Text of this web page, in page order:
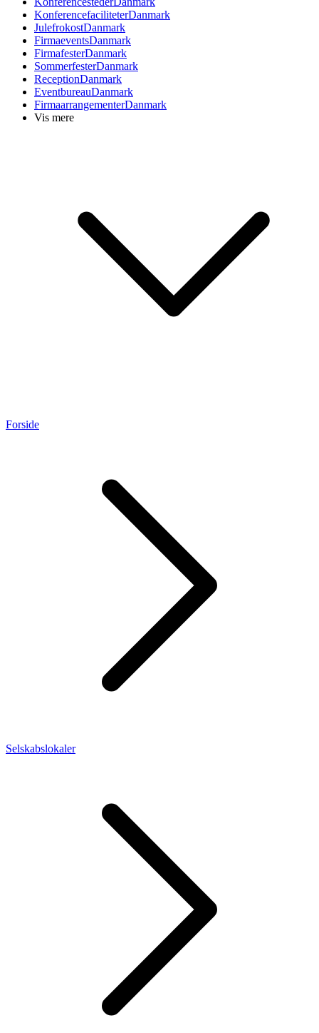
KonferencefaciliteterDanmark
JulefrokostDanmark
FirmaeventsDanmark
FirmafesterDanmark
SommerfesterDanmark
ReceptionDanmark
EventbureauDanmark
FirmaarrangementerDanmark
Vis mere
Forside
Selskabslokaler